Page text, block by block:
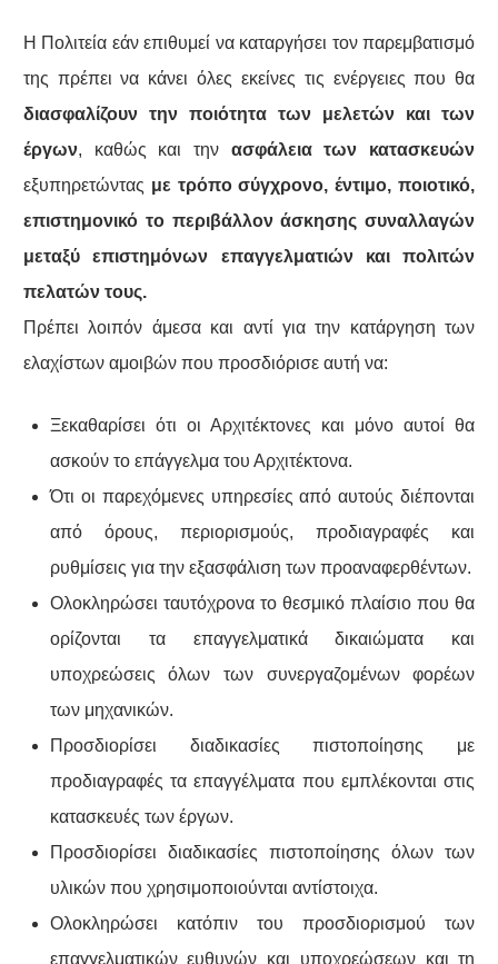
Η Πολιτεία εάν επιθυμεί να καταργήσει τον παρεμβατισμό
της πρέπει να κάνει όλες εκείνες τις ενέργειες που θα
διασφαλίζουν την ποιότητα των μελετών και των
έργων, καθώς και την ασφάλεια των κατασκευών
εξυπηρετώντας με τρόπο σύγχρονο, έντιμο, ποιοτικό,
επιστημονικό το περιβάλλον άσκησης συναλλαγών
μεταξύ επιστημόνων επαγγελματιών και πολιτών
πελατών τους.
Πρέπει λοιπόν άμεσα και αντί για την κατάργηση των
ελαχίστων αμοιβών που προσδιόρισε αυτή να:
Ξεκαθαρίσει ότι οι Αρχιτέκτονες και μόνο αυτοί θα
ασκούν το επάγγελμα του Αρχιτέκτονα.
Ότι οι παρεχόμενες υπηρεσίες από αυτούς διέπονται
από όρους, περιορισμούς, προδιαγραφές και
ρυθμίσεις για την εξασφάλιση των προαναφερθέντων.
Ολοκληρώσει ταυτόχρονα το θεσμικό πλαίσιο που θα
ορίζονται τα επαγγελματικά δικαιώματα και
υποχρεώσεις όλων των συνεργαζομένων φορέων
των μηχανικών.
Προσδιορίσει διαδικασίες πιστοποίησης με
προδιαγραφές τα επαγγέλματα που εμπλέκονται στις
κατασκευές των έργων.
Προσδιορίσει διαδικασίες πιστοποίησης όλων των
υλικών που χρησιμοποιούνται αντίστοιχα.
Ολοκληρώσει κατόπιν του προσδιορισμού των
επαγγελματικών ευθυνών και υποχρεώσεων και τη